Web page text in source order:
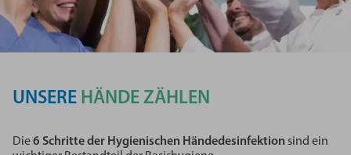
UNSERE HÄNDE ZÄHLEN
Die6 Schritte der Hygienischen Händedesinfektion sind ein